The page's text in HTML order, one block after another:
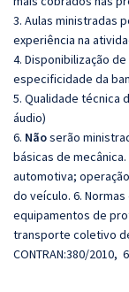
3. Aulas ministradas
experiência na
4. Disponibilização
especificidade da
5. Qualidade técnica
áudio)
6. Nãoserão
básicas de
automotiva;
do veículo. 6.
equipamentos de
transporte coletivo
CONTRAN:380/2010,